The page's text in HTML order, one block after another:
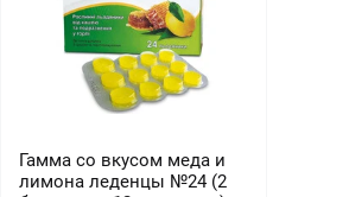
Гамма со вкусом меда и
лимона леденцы №24 (2